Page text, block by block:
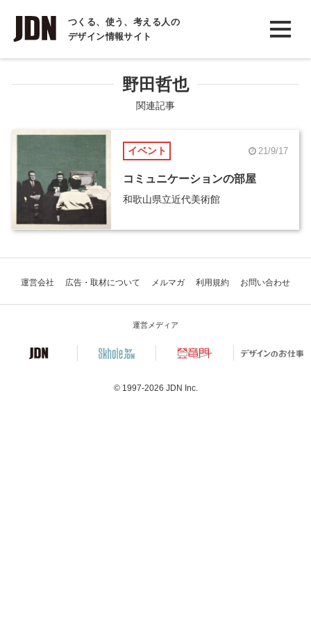
つくる、使う、考える人の
デザイン情報サイト
INTERVIEW
インタビュー
COLUMN
野田哲也
関連記事
イベント 21/9/17
コミュニケーションの部屋
和歌山県立近代美術館
運営会社 広告・取材について メルマガ 利用規約 お問い合わせ
運営メディア
© 1997-2026 JDN Inc.